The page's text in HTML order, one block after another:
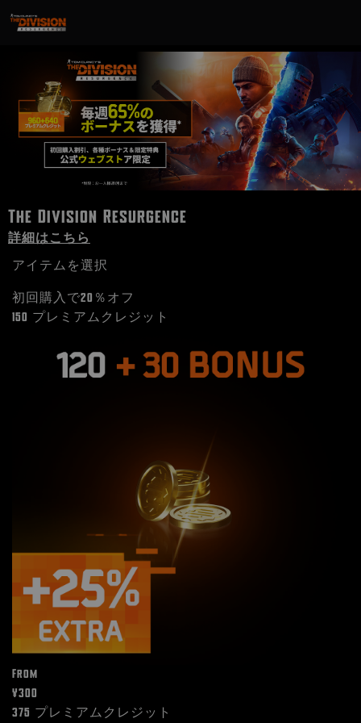
The Division Resurgence
詳細はこちら
アイテムを選択
初回購入で20％オフ
150 プレミアムクレジット
From
¥300
375 プレミアムクレジット